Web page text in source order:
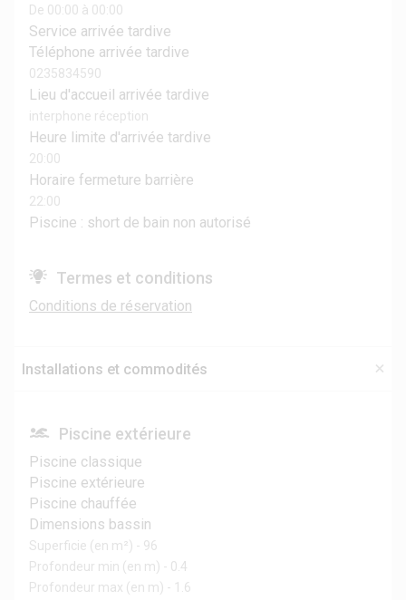
De 00:00 à 00:00
Service arrivée tardive
Téléphone arrivée tardive
0235834590
Lieu d'accueil arrivée tardive
interphone réception
Heure limite d'arrivée tardive
20:00
Horaire fermeture barrière
22:00
Piscine : short de bain non autorisé
Termes et conditions
Conditions de réservation
Installations et commodités
Piscine extérieure
Piscine classique
Piscine extérieure
Piscine chauffée
Dimensions bassin
Superficie (en m²) - 96
Profondeur min (en m) - 0.4
Profondeur max (en m) - 1.6